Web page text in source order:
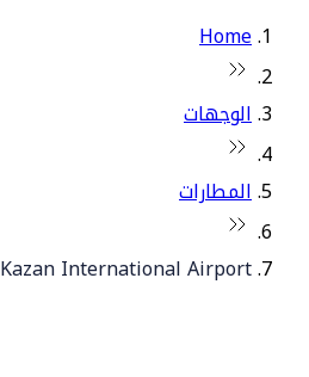
Home
الوجهات
المطارات
Kazan International Airport